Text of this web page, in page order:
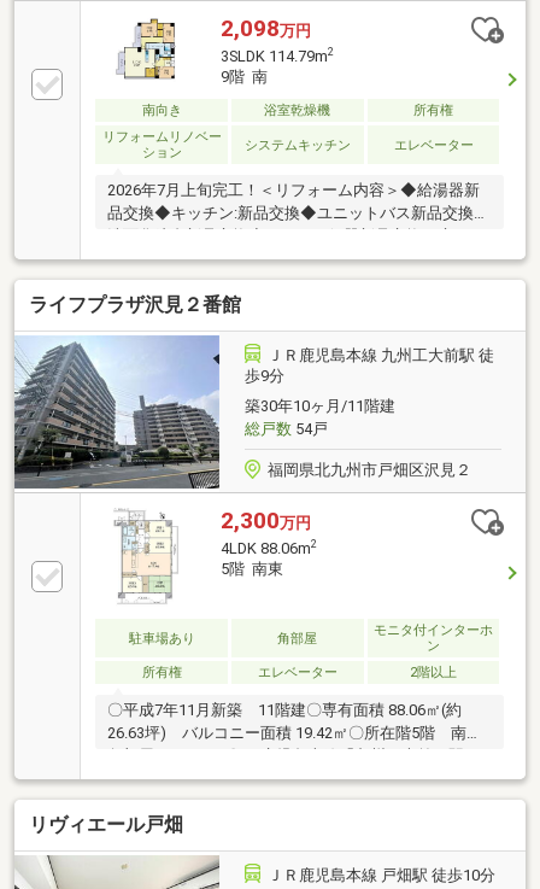
2,098万円
3SLDK 114.79m2
9階 南
南向き 浴室乾燥機
所有権
リフォームリノベー
ション
システムキッチン エレベーター
2026年7月上旬完工！＜リフォーム内容＞◆給湯器新
品交換◆キッチン:新品交換◆ユニットバス新品交換◆
ションフロア張替え◆全室：壁・天井クロス貼り替え
◆洋室：床遮音フロア貼◆玄関ドア鍵交換◆室内クリ
ーニング
ライフプラザ沢見２番館
ＪＲ鹿児島本線 九州工大前駅 徒
歩9分
築30年10ヶ月/11階建
総戸数54戸
福岡県北九州市戸畑区沢見２
2,300万円
4LDK 88.06m2
5階 南東
駐車場あり 角部屋
モニタ付インターホ
ン
所有権
エレベーター 2階以上
〇平成7年11月新築 11階建〇専有面積 88.06㎡(約
26.63坪) バルコニー面積 19.42㎡〇所在階5階 南東
で徒歩 9分〇資金計画、住宅ローンや金融機関の選び
方やリフォームのご相談までワンストップでご対応出
来ます。内覧のご予約お待ちしております。
リヴィエール戸畑
ＪＲ鹿児島本線 戸畑駅 徒歩10分